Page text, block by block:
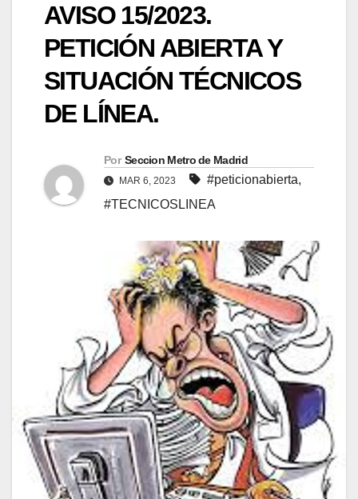
AVISO 15/2023.
PETICIÓN ABIERTA Y
SITUACIÓN TÉCNICOS
DE LÍNEA.
Por Seccion Metro de Madrid
MAR 6, 2023 #peticionabierta,
#TECNICOSLINEA